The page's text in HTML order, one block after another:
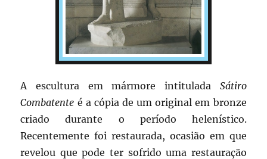
A escultura em mármore intitulada Sátiro
Combatente é a cópia de um original em bronze
criado durante o período helenístico.
Recentemente foi restaurada, ocasião em que
revelou que pode ter sofrido uma restauração